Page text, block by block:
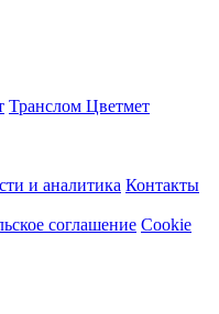
Транслом Цветмет
и аналитика Контакты
соглашение Cookie